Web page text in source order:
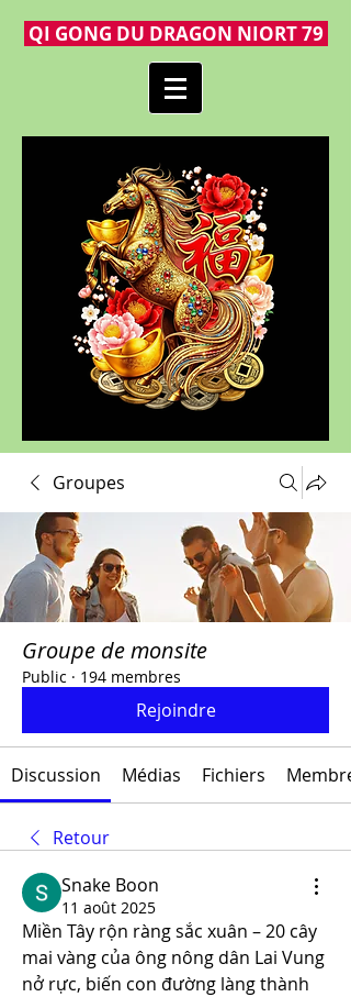
QI GONG DU DRAGON NIORT 79
Groupes
Groupe de monsite
Public · 194 membres
Rejoindre
Discussion Médias Fichiers
Retour
Snake Boon
11 août 2025
Miền Tây rộn ràng sắc xuân – 20 cây
mai vàng của ông nông dân Lai Vung
nở rực, biến con đường làng thành